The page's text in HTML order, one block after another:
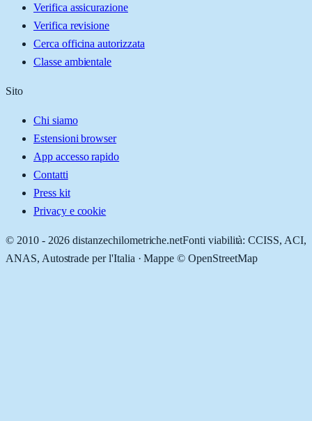
Verifica assicurazione
Verifica revisione
Cerca officina autorizzata
Classe ambientale
Sito
Chi siamo
Estensioni browser
App accesso rapido
Contatti
Press kit
Privacy e cookie
© 2010 - 2026 distanzechilometriche.netFonti viabilità: CCISS, ACI,
ANAS, Autostrade per l'Italia · Mappe © OpenStreetMap